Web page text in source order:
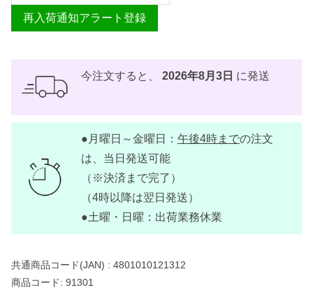
再入荷通知アラート登録
今注文すると、 2026年8月3日 に発送
●月曜日～金曜日： 午後4時までの注文
は、当日発送可能
（※決済まで完了）
（4時以降は翌日発送）
●土曜・日曜：出荷業務休業
共通商品コード(JAN) : 4801010121312
商品コード: 91301